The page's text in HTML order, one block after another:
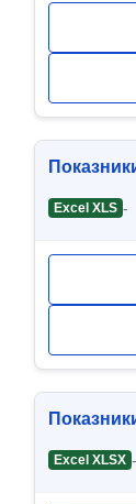
Excel XLS -
Excel XLSX -